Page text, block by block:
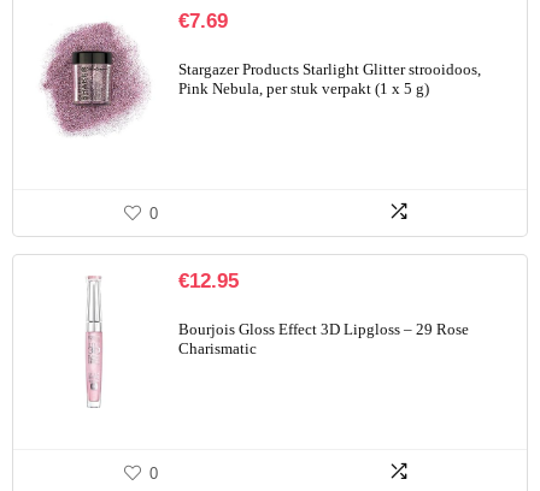
€7.69
Stargazer Products Starlight Glitter strooidoos,
Pink Nebula, per stuk verpakt (1 x 5 g)
0
€12.95
Bourjois Gloss Effect 3D Lipgloss – 29 Rose
Charismatic
0